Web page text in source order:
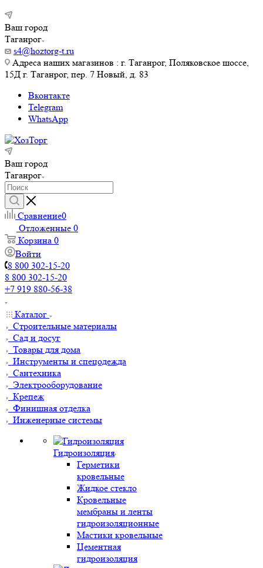
Ваш город
Таганрог
s4@hoztorg-t.ru
Адреса наших магазинов : г. Таганрог, Поляковское шоссе,
15Д г. Таганрог, пер. 7 Новый, д. 83
Вконтакте
Telegram
WhatsApp
Ваш город
Таганрог
Сравнение0
Отложенные 0
Корзина 0
Войти
8 800 302-15-20
8 800 302-15-20
+7 919 880-56-38
Каталог
Строительные материалы
Сад и досуг
Товары для дома
Инструменты и спецодежда
Сантехника
Электрооборудование
Крепеж
Финишная отделка
Инженерные системы
Гидроизоляция
Герметики
кровельные
Жидкое стекло
Кровельные
мембраны и ленты
гидроизоляционные
Мастики кровельные
Цементная
гидроизоляция